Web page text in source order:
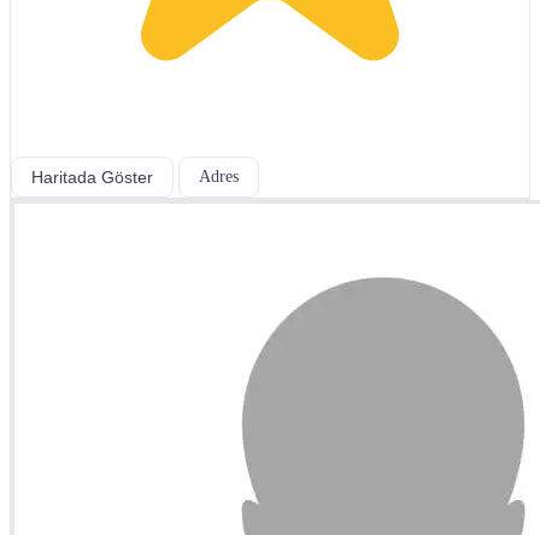
Haritada Göster Adres